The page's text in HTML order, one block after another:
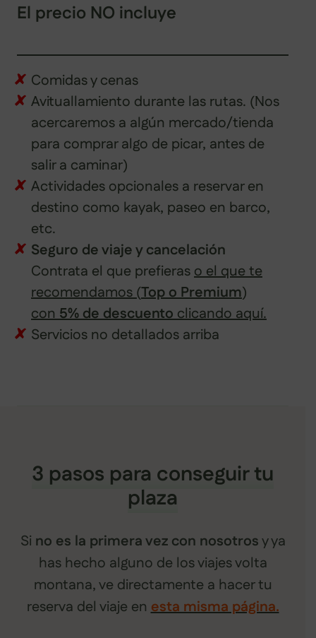
El precio NO incluye
Comidas y cenas
Avituallamiento durante las rutas. (Nos
acercaremos a algún mercado/tienda
para comprar algo de picar, antes de
salir a caminar)
Actividades opcionales a reservar en
destino como kayak, paseo en barco,
etc.
Seguro de viaje y cancelación
Contrata el que prefieraso el que te
recomendamos (Top o Premium)
con5% de descuentoclicando aquí.
Servicios no detallados arriba
3 pasos para conseguir tu
plaza
Si no es la primera vez con nosotrosy ya
has hecho alguno de los viajes volta
montana, ve directamente a hacer tu
reserva del viaje en esta misma página.